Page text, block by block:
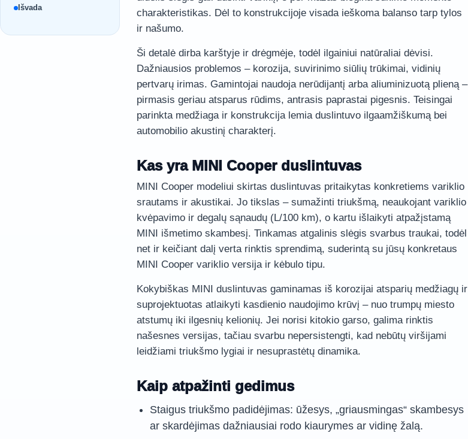
Išvada
charakteristikas. Dėl to konstrukcijoje visada ieškoma balanso tarp tylos
ir našumo.
Ši detalė dirba karštyje ir drėgmėje, todėl ilgainiui natūraliai dėvisi.
Dažniausios problemos – korozija, suvirinimo siūlių trūkimai, vidinių
pertvarų irimas. Gamintojai naudoja nerūdijantį arba aliuminizuotą plieną –
pirmasis geriau atsparus rūdims, antrasis paprastai pigesnis. Teisingai
parinkta medžiaga ir konstrukcija lemia duslintuvo ilgaamžiškumą bei
automobilio akustinį charakterį.
Kas yra MINI Cooper duslintuvas
MINI Cooper modeliui skirtas duslintuvas pritaikytas konkretiems variklio
srautams ir akustikai. Jo tikslas – sumažinti triukšmą, neaukojant variklio
kvėpavimo ir degalų sąnaudų (L/100 km), o kartu išlaikyti atpažįstamą
MINI išmetimo skambesį. Tinkamas atgalinis slėgis svarbus traukai, todėl
net ir keičiant dalį verta rinktis sprendimą, suderintą su jūsų konkretaus
MINI Cooper variklio versija ir kėbulo tipu.
Kokybiškas MINI duslintuvas gaminamas iš korozijai atsparių medžiagų ir
suprojektuotas atlaikyti kasdienio naudojimo krūvį – nuo trumpų miesto
atstumų iki ilgesnių kelionių. Jei norisi kitokio garso, galima rinktis
našesnes versijas, tačiau svarbu nepersistengti, kad nebūtų viršijami
leidžiami triukšmo lygiai ir nesuprastėtų dinamika.
Kaip atpažinti gedimus
Staigus triukšmo padidėjimas: ūžesys, „griausmingas“ skambesys
ar skardėjimas dažniausiai rodo kiaurymes ar vidinę žalą.